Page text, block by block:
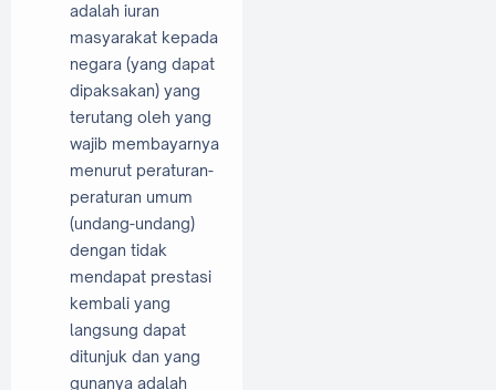
adalah iuran
masyarakat kepada
negara (yang dapat
dipaksakan) yang
terutang oleh yang
wajib membayarnya
menurut peraturan-
peraturan umum
(undang-undang)
dengan tidak
mendapat prestasi
kembali yang
langsung dapat
ditunjuk dan yang
gunanya adalah